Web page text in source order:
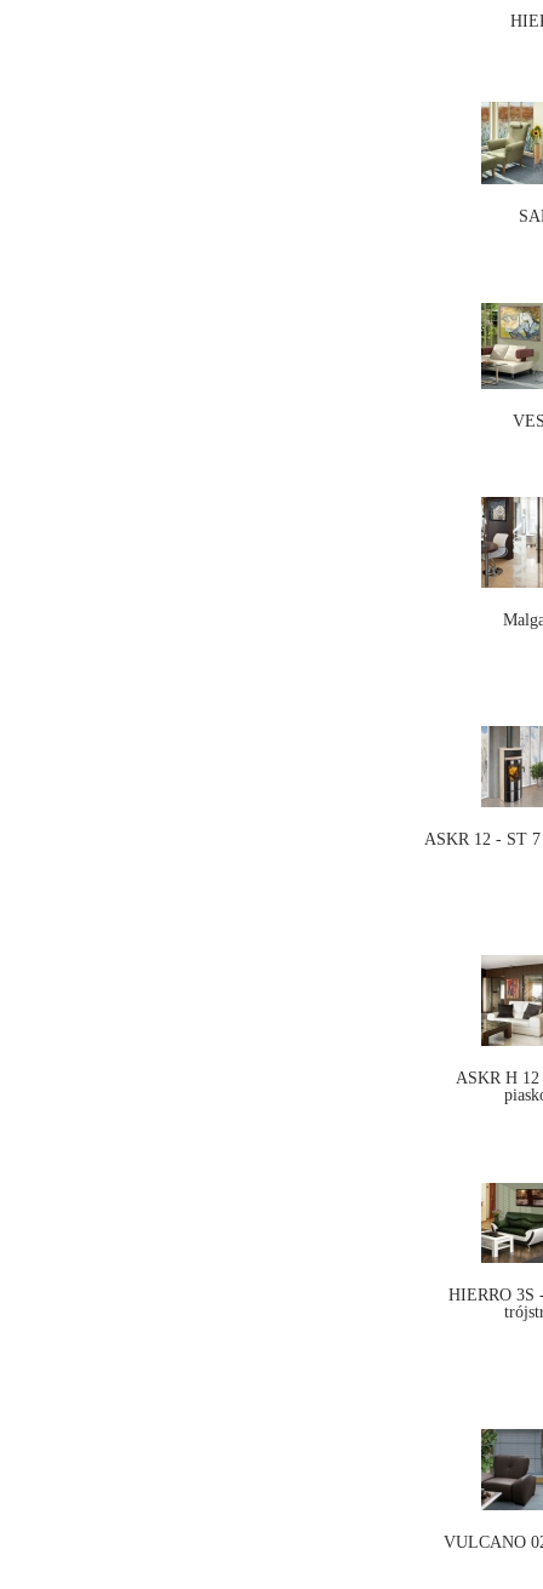
ASKR 12 - ST
ASKR H
HIERRO 3S
VULCANO